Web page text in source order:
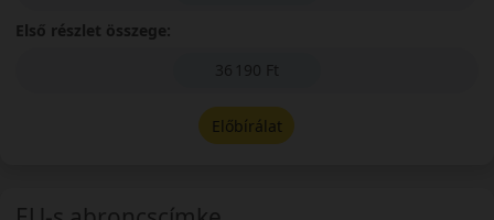
Első részlet összege:
36 190 Ft
Előbírálat